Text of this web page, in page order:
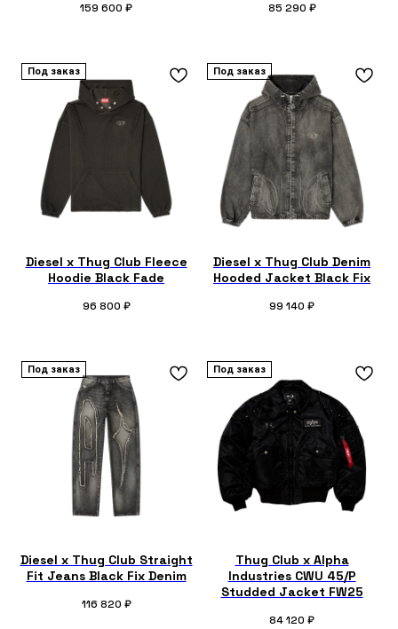
159 600 ₽ 85 290 ₽
Под заказ
Diesel x Thug Club Fleece
Hoodie Black Fade
96 800 ₽
Под заказ
Diesel x Thug Club Denim
Hooded Jacket Black Fix
99 140 ₽
Под заказ
Diesel x Thug Club Straight
Fit Jeans Black Fix Denim
116 820 ₽
Под заказ
Thug Club x Alpha
Industries CWU 45/P
Studded Jacket FW25
84 120 ₽